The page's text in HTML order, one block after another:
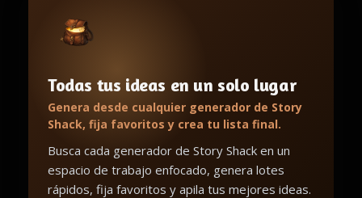
Todas tus ideas en un solo lugar
Genera desde cualquier generador de Story
Shack, fija favoritos y crea tu lista final.
Busca cada generador de Story Shack en un
espacio de trabajo enfocado, genera lotes
rápidos, fija favoritos y apila tus mejores ideas.